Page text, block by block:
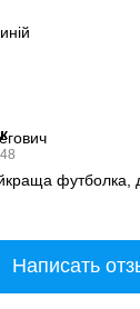
футболка,
Написать